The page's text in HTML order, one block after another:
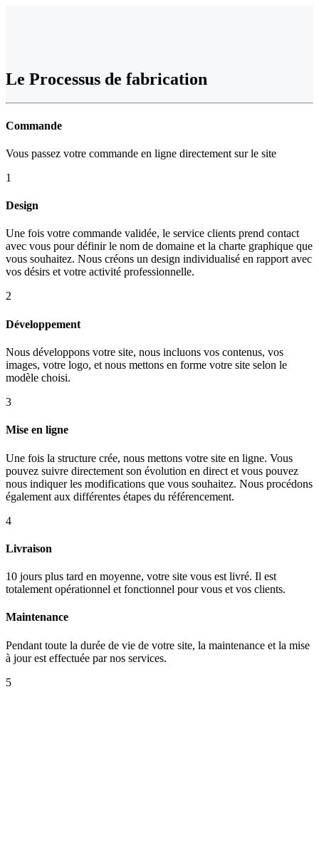
Le Processus de fabrication
Commande
Vous passez votre commande en ligne directement sur le site
1
Design
Une fois votre commande validée, le service clients prend contact
avec vous pour définir le nom de domaine et la charte graphique que
vous souhaitez. Nous créons un design individualisé en rapport avec
vos désirs et votre activité professionnelle.
2
Développement
Nous développons votre site, nous incluons vos contenus, vos
images, votre logo, et nous mettons en forme votre site selon le
modèle choisi.
3
Mise en ligne
Une fois la structure crée, nous mettons votre site en ligne. Vous
pouvez suivre directement son évolution en direct et vous pouvez
nous indiquer les modifications que vous souhaitez. Nous procédons
également aux différentes étapes du référencement.
4
Livraison
10 jours plus tard en moyenne, votre site vous est livré. Il est
totalement opérationnel et fonctionnel pour vous et vos clients.
Maintenance
Pendant toute la durée de vie de votre site, la maintenance et la mise
à jour est effectuée par nos services.
5